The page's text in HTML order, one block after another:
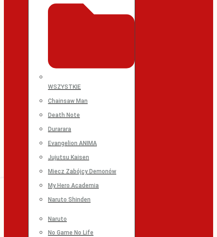
WSZYSTKIE
Chainsaw Man
Death Note
Durarara
Evangelion ANIMA
Jujutsu Kaisen
Miecz Zabójcy Demonów
My Hero Academia
Naruto Shinden
Naruto
No Game No Life